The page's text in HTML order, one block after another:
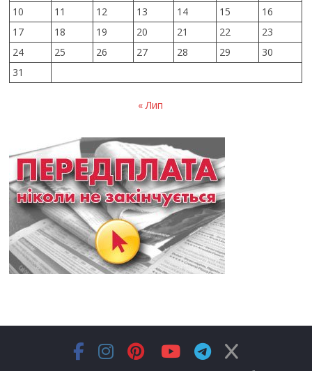
10
11 12 13 14 15
16
17
18 19 20 21 22
23
24
25 26 27 28 29
30
31
« Лип